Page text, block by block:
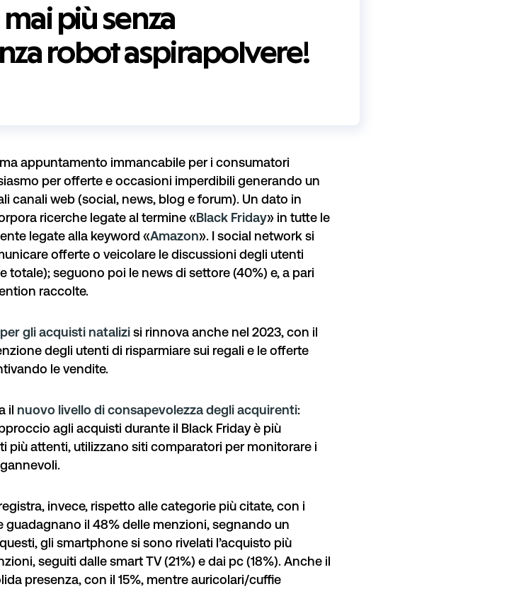
mai più senza
robot aspirapolvere!
appuntamento immancabile per i consumatori
per offerte e occasioni imperdibili generando un
canali web (social, news, blog e forum). Un dato in
ricerche legate al termine «Black Friday» in tutte le
legate alla keyword «Amazon». Isocial networksi
offerte o veicolare le discussioni degli utenti
totale); seguono poi le news di settore(40%) e, a pari
raccolte.
gli acquisti natalizisi rinnova anche nel 2023, con il
degli utenti di risparmiare sui regali e le offerte
le vendite.
il nuovo livello di consapevolezza degli acquirenti:
agli acquisti durante il Black Friday è più
più attenti, utilizzano siti comparatori per monitorare i
invece, rispetto alle categorie più citate, con i
guadagnano il 48% delle menzioni, segnando un
gli smartphonesi sono rivelati l’acquisto più
seguiti dallesmart TV(21%) e dai pc(18%). Anche il
presenza, con il 15%, mentreauricolari/cuffie